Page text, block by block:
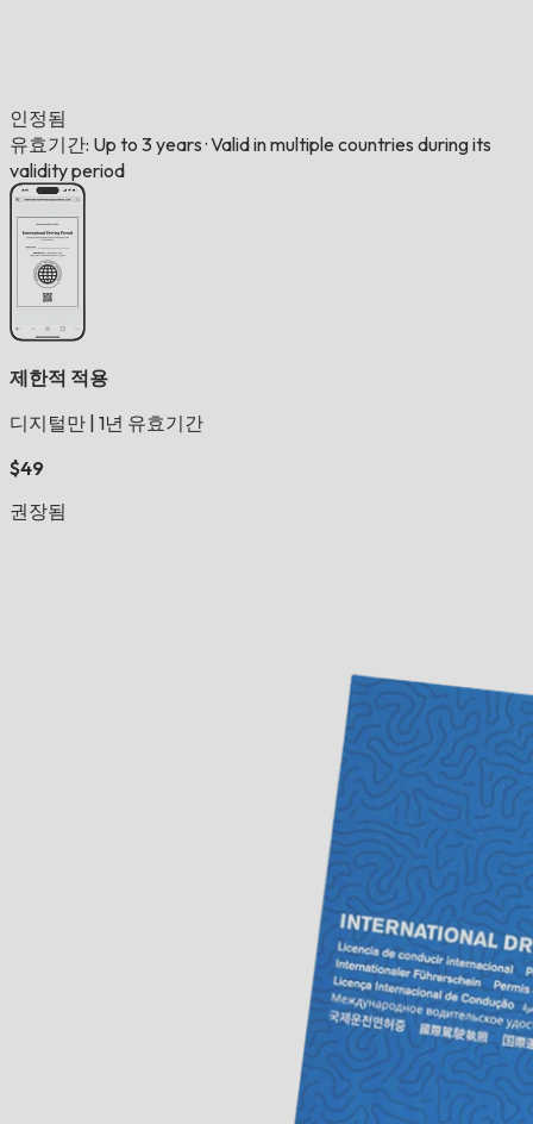
인정됨
유효기간: Up to 3 years ·Valid in multiple countries during its
validity period
제한적 적용
디지털만 1년 유효기간
$49
권장됨